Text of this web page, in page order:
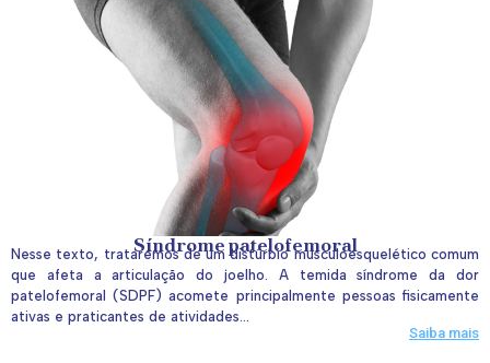
Síndrome patelofemoral
Nesse texto, trataremos de um distúrbio musculoesquelético comum
que afeta a articulação do joelho. A temida síndrome da dor
patelofemoral (SDPF) acomete principalmente pessoas fisicamente
ativas e praticantes de atividades...
Saiba mais